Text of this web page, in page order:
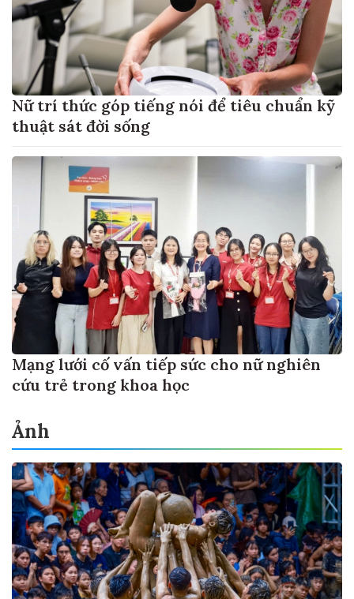
Nữ trí thức góp tiếng nói để tiêu chuẩn kỹ
thuật sát đời sống
Mạng lưới cố vấn tiếp sức cho nữ nghiên
cứu trẻ trong khoa học
Ảnh